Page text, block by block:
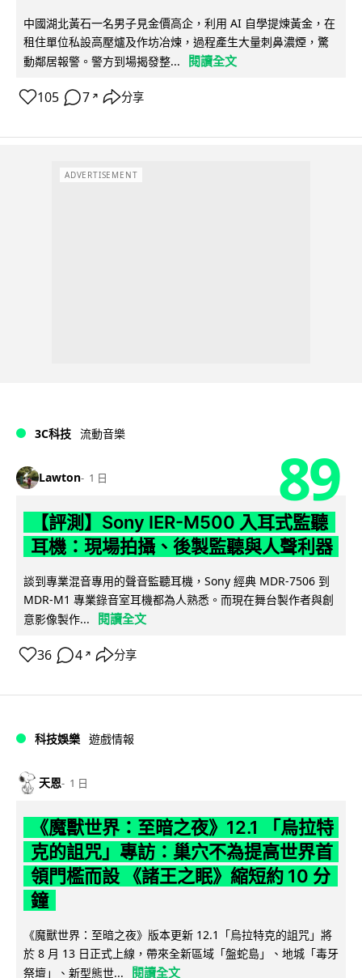
中國湖北黃石一名男子見金價高企，利用 AI 自學提煉黃金，在
租住單位私設高壓爐及作坊冶煉，過程產生大量刺鼻濃煙，驚
動鄰居報警。警方到場揭發整...
閱讀全文
105 7 ↗ 分享
ADVERTISEMENT
3C科技 流動音樂
Lawton 1 日 89
【評測】Sony IER-M500 入耳式監聽
耳機：現場拍攝、後製監聽與人聲利器
談到專業混音專用的聲音監聽耳機，Sony 經典 MDR-7506 到
MDR-M1 專業錄音室耳機都為人熟悉。而現在舞台製作者與創
意影像製作...
閱讀全文
36 4 ↗ 分享
科技娛樂 遊戲情報
天恩 1 日
《魔獸世界：至暗之夜》12.1 「烏拉特
克的詛咒」專訪：巢穴不為提高世界首
領門檻而設 《諸王之眠》縮短約 10 分
鐘
《魔獸世界：至暗之夜》版本更新 12.1「烏拉特克的詛咒」將
於 8 月 13 日正式上線，帶來全新區域「盤蛇島」、地城「毒牙
祭壇」、新型態世...
閱讀全文